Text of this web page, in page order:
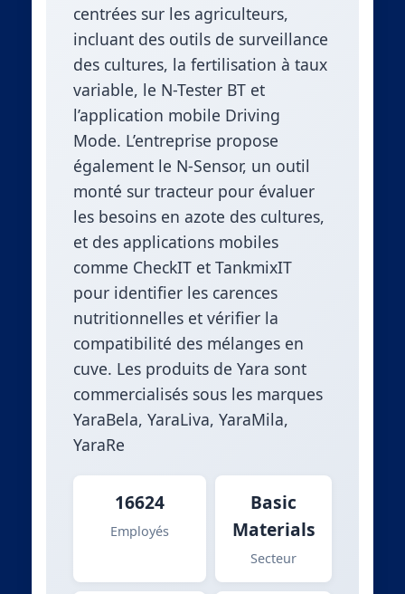
centrées sur les agriculteurs,
incluant des outils de surveillance
des cultures, la fertilisation à taux
variable, le N-Tester BT et
l’application mobile Driving
Mode. L’entreprise propose
également le N-Sensor, un outil
monté sur tracteur pour évaluer
les besoins en azote des cultures,
et des applications mobiles
comme CheckIT et TankmixIT
pour identifier les carences
nutritionnelles et vérifier la
compatibilité des mélanges en
cuve. Les produits de Yara sont
commercialisés sous les marques
YaraBela, YaraLiva, YaraMila,
YaraRe
16624
Employés
Basic
Materials
Secteur